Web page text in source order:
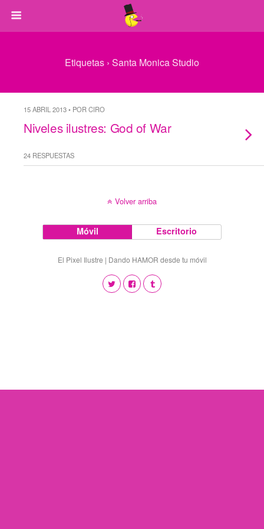
Etiquetas › Santa Monica Studio
15 ABRIL 2013 • POR CIRO
Niveles ilustres: God of War
24 RESPUESTAS
Volver arriba
Móvil Escritorio
El Pixel Ilustre | Dando HAMOR desde tu móvil